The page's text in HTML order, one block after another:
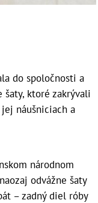
do spoločnosti a
ktoré zakrývali
náušniciach a
národnom
odvážne šaty
– zadný diel róby